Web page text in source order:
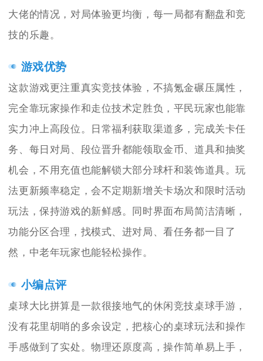
大佬的情况，对局体验更均衡，每一局都有翻盘和竞
技的乐趣。
游戏优势
这款游戏更注重真实竞技体验，不搞氪金碾压属性，
完全靠玩家操作和走位技术定胜负，平民玩家也能靠
实力冲上高段位。日常福利获取渠道多，完成关卡任
务、每日对局、段位晋升都能领取金币、道具和抽奖
机会，不用充值也能解锁大部分球杆和装饰道具。玩
法更新频率稳定，会不定期新增关卡场次和限时活动
玩法，保持游戏的新鲜感。同时界面布局简洁清晰，
功能分区合理，找模式、进对局、看任务都一目了
然，中老年玩家也能轻松操作。
小编点评
桌球大比拼算是一款很接地气的休闲竞技桌球手游，
没有花里胡哨的多余设定，把核心的桌球玩法和操作
手感做到了实处。物理还原度高，操作简单易上手，